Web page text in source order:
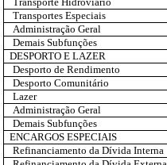
Transportes Especiais
Administração Geral
Demais Subfunções
DESPORTO E LAZER
Desporto de Rendimento
Desporto Comunitário
Lazer
Administração Geral
Demais Subfunções
ENCARGOS ESPECIAIS
Refinanciamento da Dívida Interna